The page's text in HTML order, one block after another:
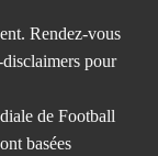
Rendez-vous
pour
de Football
basées